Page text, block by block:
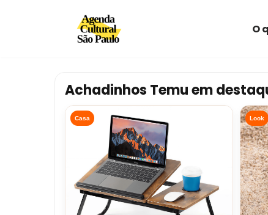
O
Achadinhos Temu em
Casa Look